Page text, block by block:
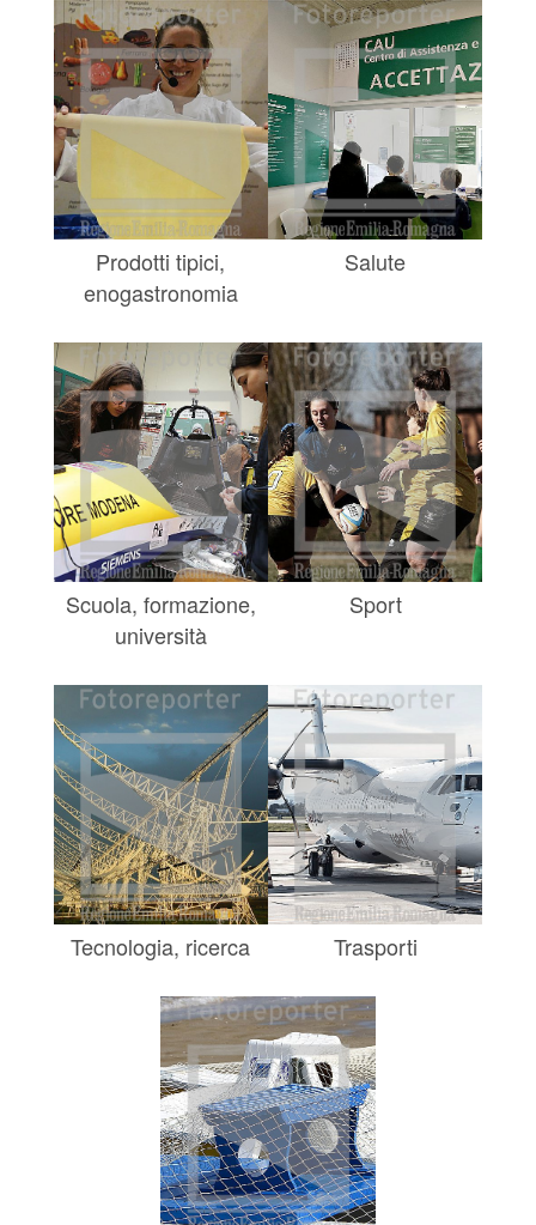
Prodotti tipici,
enogastronomia
Salute
Scuola, formazione,
università
Sport
Tecnologia, ricerca Trasporti